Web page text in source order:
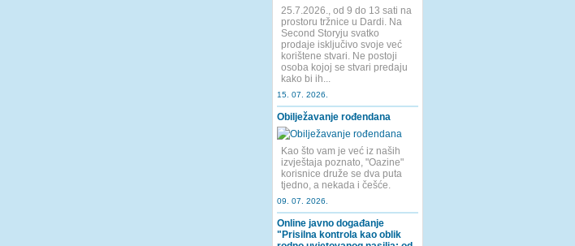
25.7.2026., od 9 do 13 sati na
prostoru tržnice u Dardi. Na
Second Storyju svatko
prodaje isključivo svoje već
korištene stvari. Ne postoji
osoba kojoj se stvari predaju
kako bi ih...
15. 07. 2026.
Obilježavanje rođendana
Kao što vam je već iz naših
izvještaja poznato, "Oazine"
korisnice druže se dva puta
tjedno, a nekada i češće.
09. 07. 2026.
Online javno događanje
"Prisilna kontrola kao oblik